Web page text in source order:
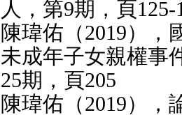
人，第9期，頁125-
陳瑋佑（2019）
未成年子女親權事
25期，頁205
陳瑋佑（2019），